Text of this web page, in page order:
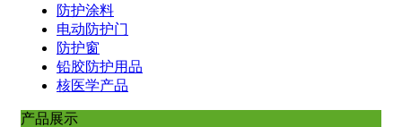
防护涂料
电动防护门
防护窗
铅胶防护用品
核医学产品
产品展示